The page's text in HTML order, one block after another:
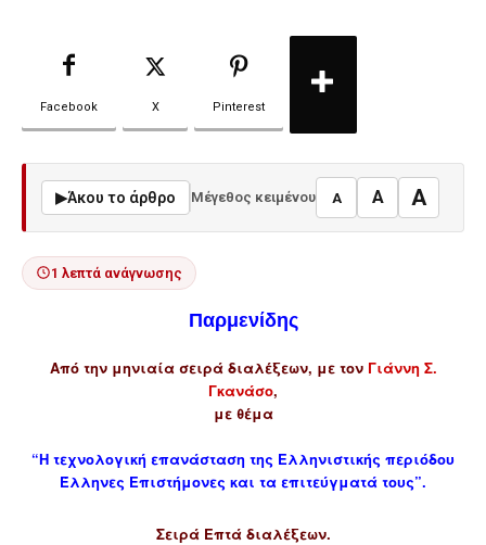
Facebook X Pinterest
▶Άκου το άρθρο Μέγεθος κειμένου A A A
1 λεπτά ανάγνωσης
Παρμενίδης
Από την μηνιαία σειρά διαλέξεων, με τον Γιάννη Σ.
Γκανάσο,
με θέμα
“Η τεχνολογική επανάσταση της Ελληνιστικής περιόδου
Έλληνες Επιστήμονες και τα επιτεύγματά τους”.
Σειρά Επτά διαλέξεων.